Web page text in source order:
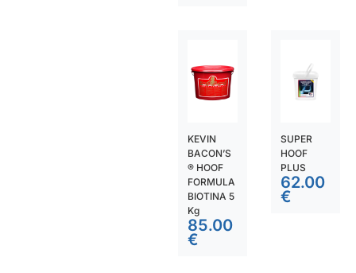
KEVIN
BACON’S
® HOOF
FORMULA
BIOTINA 5
Kg
85.00
€
SUPER
HOOF
PLUS
62.00
€